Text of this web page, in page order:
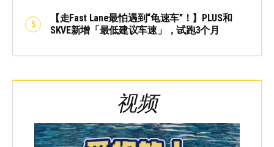
【走Fast Lane最怕遇到“龟速车”！】PLUS和
SKVE新增「最低建议车速」，试跑3个月
视频